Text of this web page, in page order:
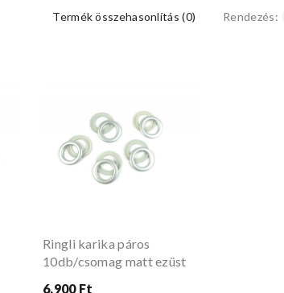
Termék összehasonlítás (0) Rendezés:
Ringli karika páros
10db/csomag matt ezüst
6,900 Ft